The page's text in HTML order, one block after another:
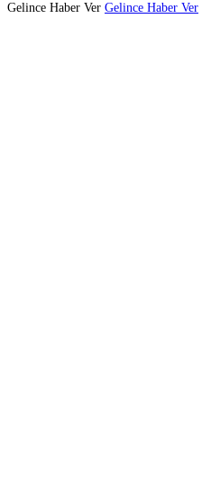
Gelince Haber Ver Gelince Haber Ver